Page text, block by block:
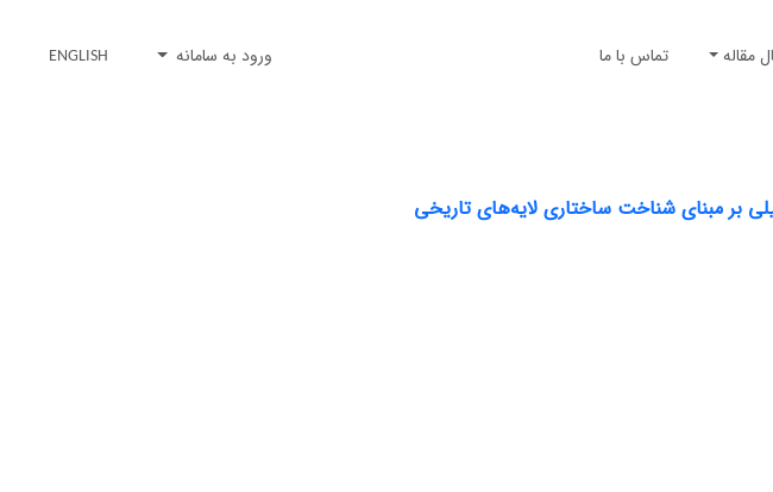
مقاله تماس با ما ورود به سامانه ENGLISH
بر مبنای شناخت ساختاری لایه‌های تاریخی